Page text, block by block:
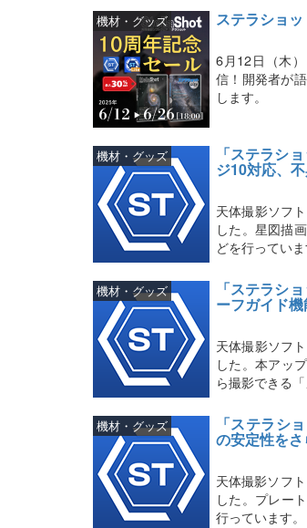
ステラショ
機材・グッズ
6月12日（木
信！開発者が
します。
「ステラシ
ジ10対応、
機材・グッズ
天体撮影ソフ
した。星図描
どを行っていま
「ステラシ
ーフガイド
機材・グッズ
天体撮影ソフ
した。本アッ
ら撮影できる
「ステラシ
の安定性を
機材・グッズ
天体撮影ソフ
した。プレー
行っています。